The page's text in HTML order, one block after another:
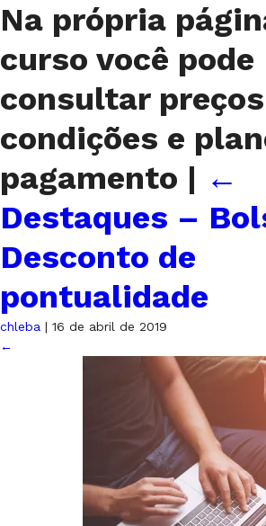
Na própria
curso você pode
consultar
condições e
pagamento | ←
Destaques –
Desconto de
pontualidade
chleba | 16 de abril de 2019
←